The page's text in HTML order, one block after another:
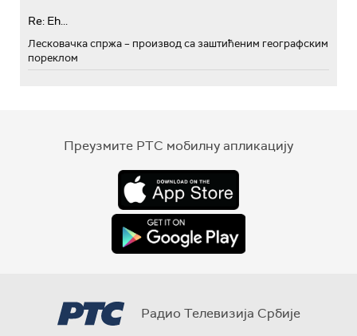
Re: Eh...
Лесковачка спржа – производ са заштићеним географским
пореклом
Преузмите РТС мобилну апликацију
Радио Телевизија Србије